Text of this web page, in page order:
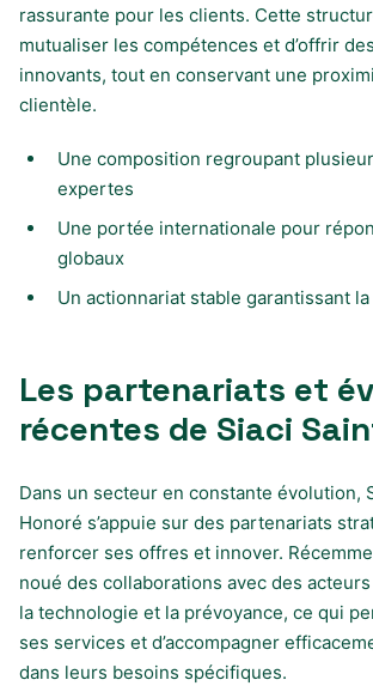
rassurante pour les clients. Cette
mutualiser les compétences et d’offrir
innovants, tout en conservant une
clientèle.
Une composition regroupant
expertes
Une portée internationale pour
globaux
Un actionnariat stable garantissant
Les partenariats et
récentes de Siaci
Dans un secteur en constante évolution,
Honoré s’appuie sur des partenariats
renforcer ses offres et innover.
noué des collaborations avec des
la technologie et la prévoyance, ce qui
ses services et d’accompagner
dans leurs besoins spécifiques.